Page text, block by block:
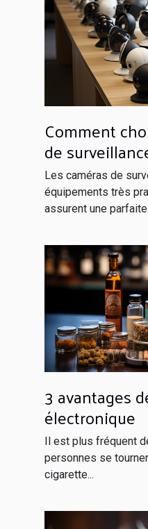
Comment
de
Les caméras de
équipements très
assurent une
3 avantages
électronique
Il est plus fréquent
personnes se
cigarette...